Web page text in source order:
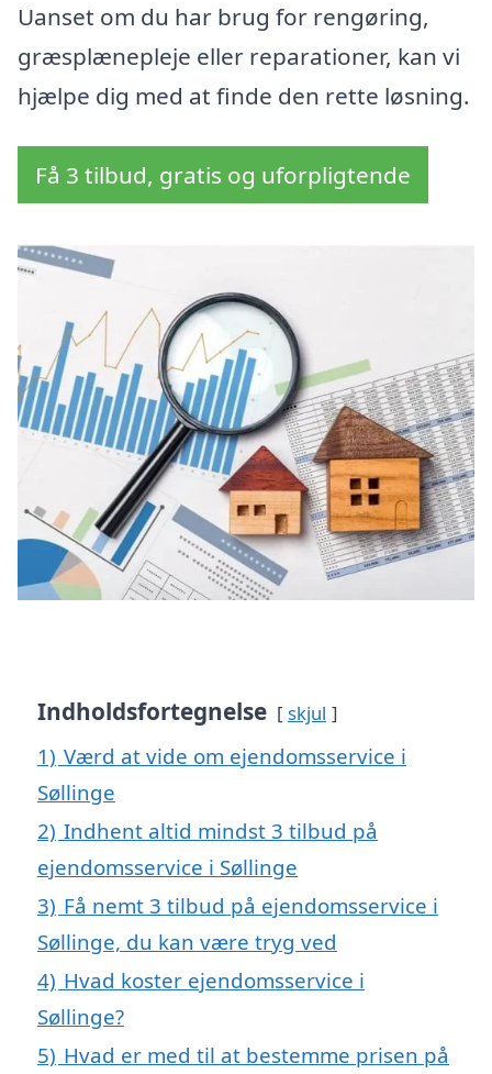
Uanset om du har brug for rengøring,
græsplænepleje eller reparationer, kan vi
hjælpe dig med at finde den rette løsning.
Få 3 tilbud, gratis og uforpligtende
Indholdsfortegnelse skjul
1) Værd at vide om ejendomsservice i
Søllinge
2) Indhent altid mindst 3 tilbud på
ejendomsservice i Søllinge
3) Få nemt 3 tilbud på ejendomsservice i
Søllinge, du kan være tryg ved
4) Hvad koster ejendomsservice i
Søllinge?
5) Hvad er med til at bestemme prisen på